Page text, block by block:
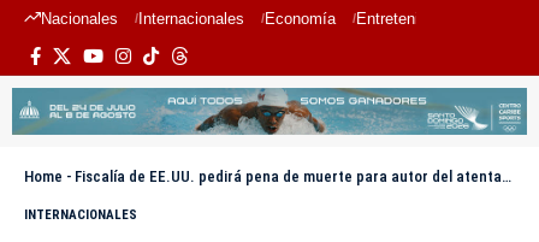
Nacionales Internacionales Economía Entretenimiento
Home - Fiscalía de EE.UU. pedirá pena de muerte para autor del atentado en el Museo Judío de Washington
INTERNACIONALES